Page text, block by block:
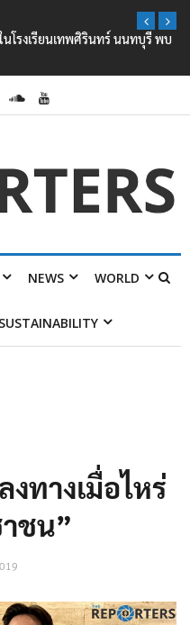
นโรงเรียนเทพศิรินทร์ นนทบุรี พบ
NEWS WORLD
SUSTAINABILITY
ทางเมื่อไหร่
ชน”